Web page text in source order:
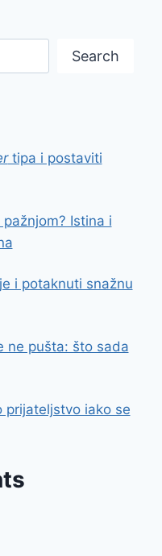
Search
tipa i postaviti
Istina i
i potaknuti snažnu
ne pušta: što sada
prijateljstvo iako se